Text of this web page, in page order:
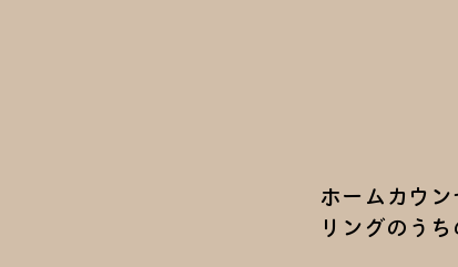
ホームカウ
リングのう